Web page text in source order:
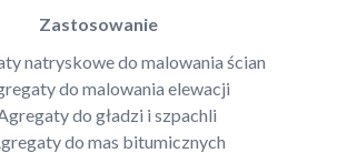
Zastosowanie
natryskowe do malowania ścian
do malowania elewacji
do gładzi i szpachli
do mas bitumicznych